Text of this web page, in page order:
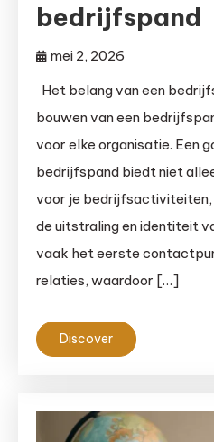
bedrijfspand
mei 2, 2026
Het belang van een
bouwen van een
voor elke organisatie. Een
bedrijfspand biedt niet
voor je bedrijfsactiviteiten,
de uitstraling en identiteit
vaak het eerste
relaties, waardoor […]
Discover